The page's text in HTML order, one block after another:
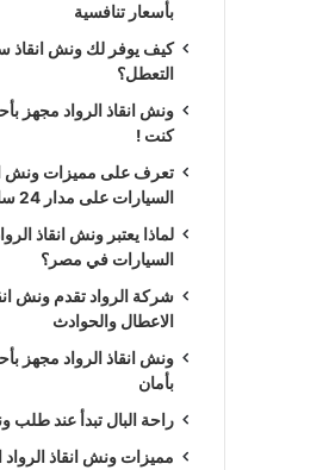
بأسعار تنافسية
كيف يوفر لك ونش انقاذ
التعطل؟
ونش انقاذ الرواد مجهز
كنت !
تعرف على مميزات ونش
السيارات على مدار 24 ساعة
لماذا يعتبر ونش انقاذ
السيارات في مصر؟
شركة الرواد تقدم ونش
الاعطال والحوادث
ونش انقاذ الرواد مجهز
بأمان
راحة البال تبدأ عند طلب
مميزات ونش انقاذ الرواد